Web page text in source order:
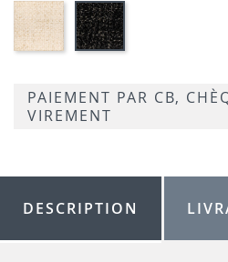
24-
Beige
-
24-
Noir
-
PAIEMENT PAR CB,
VIREMENT
DESCRIPTION